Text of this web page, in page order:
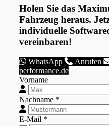
Holen Sie das
Fahrzeug heraus.
individuelle
vereinbaren!
WhatsApp Anrufen
performance.de
Vorname
Nachname *
E-Mail *